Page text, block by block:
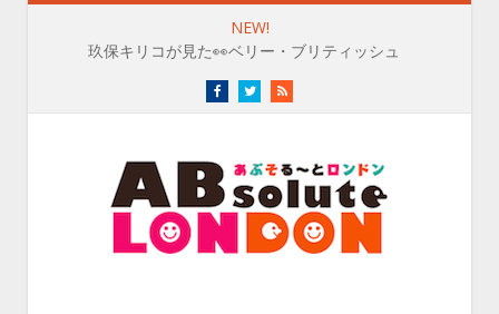
NEW!
玖保キリコが見た👀ベリー・ブリティッシュ
FacebookTwitterRSS